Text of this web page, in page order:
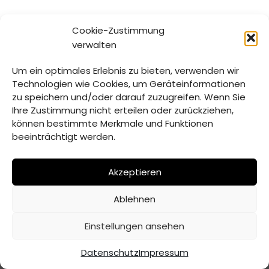
Cookie-Zustimmung
verwalten
Um ein optimales Erlebnis zu bieten, verwenden wir
Technologien wie Cookies, um Geräteinformationen
zu speichern und/oder darauf zuzugreifen. Wenn Sie
Ihre Zustimmung nicht erteilen oder zurückziehen,
können bestimmte Merkmale und Funktionen
beeinträchtigt werden.
Akzeptieren
Ablehnen
Einstellungen ansehen
DatenschutzImpressum
© Verwaltungsgemeinschaft Mitterfels | 2026 |
Datenschutz
Impressum Inhaltsverzeichnis